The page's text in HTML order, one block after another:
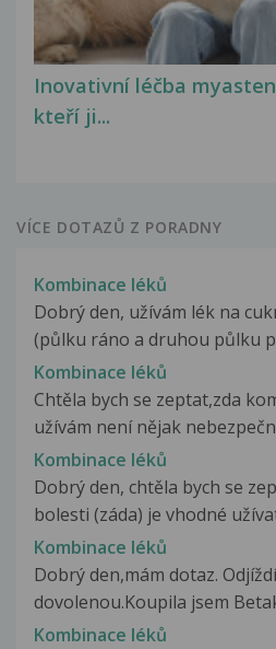
Inovativní léčba
kteří ji...
VÍCE DOTAZŮ Z PORADNY
Kombinace léků
Dobrý den, užívám lék na
(půlku ráno a druhou půlku
Kombinace léků
Chtěla bych se zeptat,zda
užívám není nějak
Kombinace léků
Dobrý den, chtěla bych se
bolesti (záda) je vhodné
Kombinace léků
Dobrý den,mám dotaz.
dovolenou.Koupila jsem
Kombinace léků